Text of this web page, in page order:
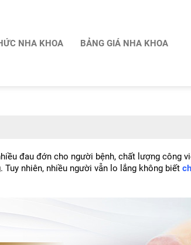
NHA KHOA BẢNG GIÁ NHA KHOA
đau đớn cho người bệnh, chất lượng công
nhiên, nhiều người vẫn lo lắng không biết